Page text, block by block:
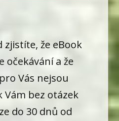
zjistíte, že eBook
očekávání a že
Vás nejsou
Vám bez otázek
do 30 dnů od